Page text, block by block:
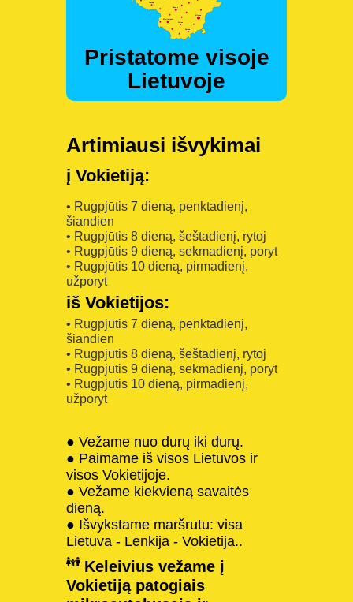
Pristatome visoje
Lietuvoje
Artimiausi išvykimai
į Vokietiją:
• Rugpjūtis 7 dieną, penktadienį,
šiandien
• Rugpjūtis 8 dieną, šeštadienį, rytoj
• Rugpjūtis 9 dieną, sekmadienį, poryt
• Rugpjūtis 10 dieną, pirmadienį,
užporyt
iš Vokietijos:
• Rugpjūtis 7 dieną, penktadienį,
šiandien
• Rugpjūtis 8 dieną, šeštadienį, rytoj
• Rugpjūtis 9 dieną, sekmadienį, poryt
• Rugpjūtis 10 dieną, pirmadienį,
užporyt
● Vežame nuo durų iki durų.
● Paimame iš visos Lietuvos ir
visos Vokietijoje.
● Vežame kiekvieną savaitės
dieną.
● Išvykstame maršrutu: visa
Lietuva - Lenkija - Vokietija..
Keleivius vežame į
Vokietiją patogiais